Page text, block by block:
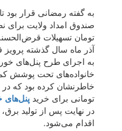
به گفته رمضانی قرار بود
صندوق امداد ولایت برای
تومان تسهیلات
آذر ماه سال گذشته پرویز
به اجرای طرح پنل‌های
خانواده‌های تحت پوشش
تومانی برای خرید
در نهایت پس از تولید
اقدام می‌شود.